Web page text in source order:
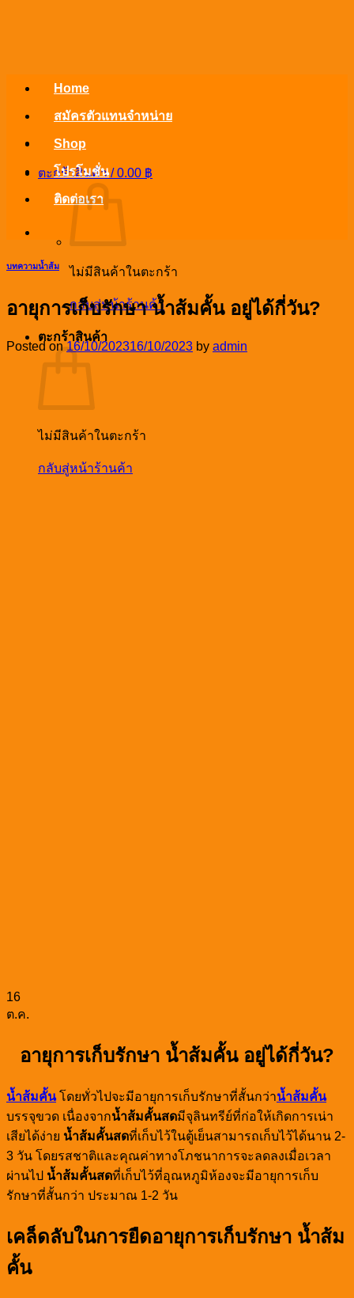
ตะกร้าสินค้า /0.00 ฿
ไม่มีสินค้าในตะกร้า
กลับสู่หน้าร้านค้า
ตะกร้าสินค้า
ไม่มีสินค้าในตะกร้า
กลับสู่หน้าร้านค้า
Home
สมัครตัวแทนจำหน่าย
Shop
โปรโมชั่น
ติดต่อเรา
บทความน้ำส้ม
อายุการเก็บรักษา น้ำส้มคั้น อยู่ได้กี่วัน?
Posted on16/10/202316/10/2023 by admin
16
ต.ค.
อายุการเก็บรักษา น้ำส้มคั้น อยู่ได้กี่วัน?
น้ำส้มคั้นโดยทั่วไปจะมีอายุการเก็บรักษาที่สั้นกว่าน้ำส้มคั้น
บรรจุขวด เนื่องจากน้ำส้มคั้นสดมีจุลินทรีย์ที่ก่อให้เกิดการเน่า
เสียได้ง่าย น้ำส้มคั้นสดที่เก็บไว้ในตู้เย็นสามารถเก็บไว้ได้นาน 2-
3 วัน โดยรสชาติและคุณค่าทางโภชนาการจะลดลงเมื่อเวลา
ผ่านไป น้ำส้มคั้นสดที่เก็บไว้ที่อุณหภูมิห้องจะมีอายุการเก็บ
รักษาที่สั้นกว่า ประมาณ 1-2 วัน
เคล็ดลับในการยืดอายุการเก็บรักษา น้ำส้ม
คั้น